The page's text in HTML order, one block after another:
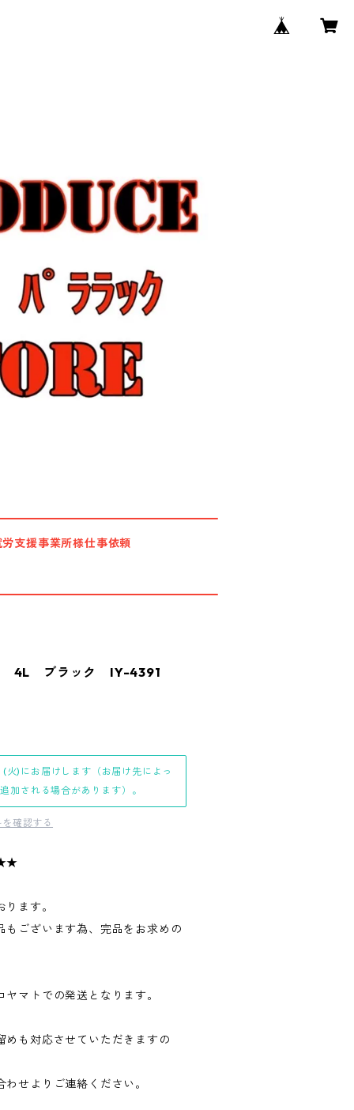
労支援事業所様仕事依頼
4L ブラック IY-4391
火)にお届けします（お届け先によっ
加される場合があります）。
確認する
ます。
ございます為、完品をお求めの
マトでの発送となります。
めも対応させていただきますの
せよりご連絡ください。